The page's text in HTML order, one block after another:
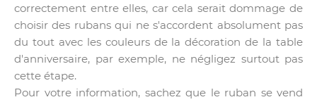
correctement entre elles, car cela serait dommage de
choisir des rubans qui ne s'accordent absolument pas
du tout avec les couleurs de la décoration de la table
d'anniversaire, par exemple, ne négligez surtout pas
cette étape.
Pour votre information, sachez que le ruban se vend